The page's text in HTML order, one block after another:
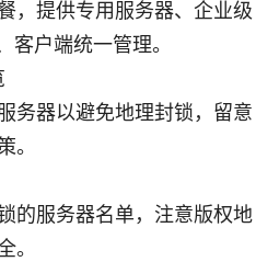
，提供专用服务器、企业级
客户端统一管理。
务器以避免地理封锁，留意
。
的服务器名单，注意版权地
。